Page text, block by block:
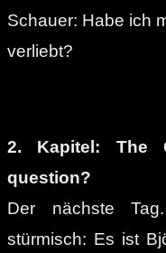
Schauer: Habe ich
verliebt?
2. Kapitel: The
question?
Der nächste
stürmisch: Es ist